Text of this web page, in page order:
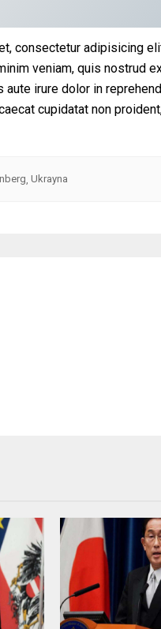
consectetur adipisicing
veniam, quis nostrud
aute irure dolor in
cupidatat non
Ukrayna